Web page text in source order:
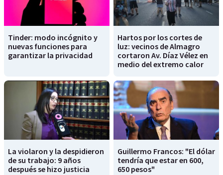
Tinder: modo incógnito y
nuevas funciones para
garantizar la privacidad
Hartos por los cortes de
luz: vecinos de Almagro
cortaron Av. Díaz Vélez en
medio del extremo calor
La violaron y la despidieron
de su trabajo: 9 años
después se hizo justicia
Guillermo Francos: "El dólar
tendría que estar en 600,
650 pesos"